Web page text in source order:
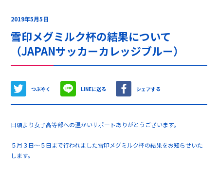
2019年5月5日
雪印メグミルク杯の結果について
（JAPANサッカーカレッジブルー）
つぶやく LINEに送る シェアする
日頃より女子高等部への温かいサポートありがとうございます。
５月３日～５日まで行われました雪印メグミルク杯の結果をお知らせいた
します。